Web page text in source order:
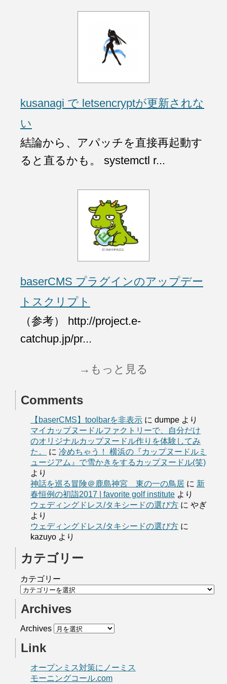
kusanagi で letsencryptが更新されな
い
結論から、アパッチを直接再起動す
ると直るかも。 systemctl r...
baserCMS プラグインのアップデー
トスクリプト
（参考） http://project.e-
catchup.jp/pr...
→もっと見る
Comments
【baserCMS】toolbarを非表示 に dumpe より
マイカップヌードルファクトリーで、自分だけ
のオリジナルカップヌードル作りを体験してみ
た。
に 冷めちゃう！ 横浜の『カップヌードルミ
ュージアム』で雪かきをするカップヌードル(笑)
より
神話を巡る冒険＠鹿島神宮 東の一の鳥居 に 新
春恒例の初詣2017 | favorite golf institute より
ウェディングドレス/タキシードの選び方 に やぎ
より
ウェディングドレス/タキシードの選び方 に
kazuyo より
カテゴリー
カテゴリー
Archives
Archives
Link
オープンミス対策にノーミス
モーニングコール.com